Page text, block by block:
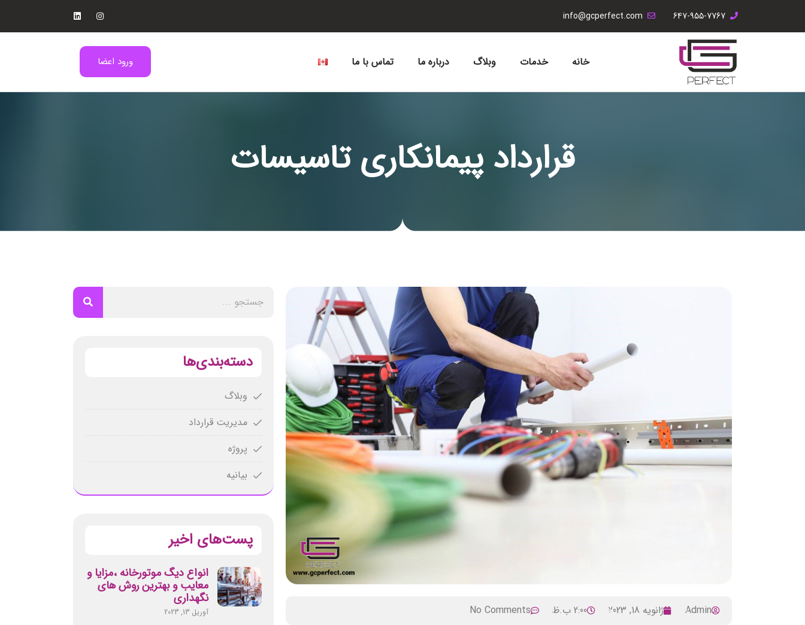
647-955-7767
info@gcperfect.com
خانه خدمات وبلاگ درباره ما تماس با ما ورود اعضا
قرارداد پیمانکاری تاسیسات
Admin ژانویه 18, 2023 2:00 ب.ظ No Comments
دسته‌بندی‌ها
وبلاگ
مدیریت قرارداد
پروژه
بیانیه
پست‌های اخیر
انواع دیگ موتورخانه ،مزایا و
معایب و بهترین روش های
نگهداری
آوریل 13, 2023